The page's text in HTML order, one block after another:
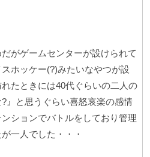
がゲームセンターが設けられて
ホッケー(?)みたいなやつが設
たときには40代ぐらいの二人の
』と思うぐらい喜怒哀楽の感情
ションでバトルをしており管理
一人でした・・・